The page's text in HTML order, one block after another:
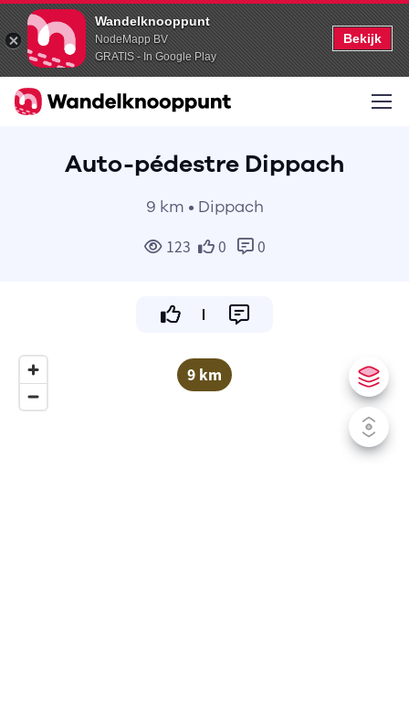
Wandelknooppunt
NodeMapp BV
GRATIS - In Google Play
Bekijk
Auto-pédestre Dippach
9 km • Dippach
123 0 0
9 km